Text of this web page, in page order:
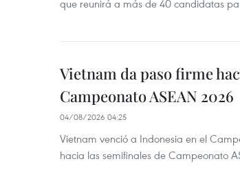
que reunirá a más de 40 candidatas
Vietnam da paso firme
Campeonato ASEAN 2026
04/08/2026 04:25
Vietnam venció a Indonesia en el
hacia las semifinales de Campeonato